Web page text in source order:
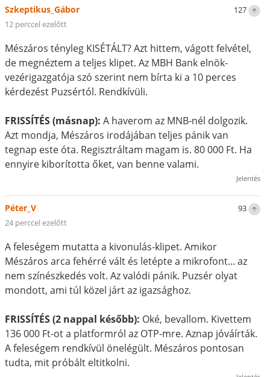
127
Szkeptikus_Gábor
12 perccel ezelőtt
Mészáros tényleg KISÉTÁLT? Azt hittem, vágott felvétel,
de megnéztem a teljes klipet. Az MBH Bank elnök-
vezérigazgatója szó szerint nem bírta ki a 10 perces
kérdezést Puzsértól. Rendkívüli.
FRISSÍTÉS (másnap): A haverom az MNB-nél dolgozik.
Azt mondja, Mészáros irodájában teljes pánik van
tegnap este óta. Regisztráltam magam is. 80 000 Ft. Ha
ennyire kiborította őket, van benne valami.
Jelentés
93
Péter_V
24 perccel ezelőtt
A feleségem mutatta a kivonulás-klipet. Amikor
Mészáros arca fehérré vált és letépte a mikrofont... az
nem színészkedés volt. Az valódi pánik. Puzsér olyat
mondott, ami túl közel járt az igazsághoz.
FRISSÍTÉS (2 nappal később): Oké, bevallom. Kivettem
136 000 Ft-ot a platformról az OTP-mre. Aznap jóváírták.
A feleségem rendkívül önelégült. Mészáros pontosan
tudta, mit próbált eltitkolni.